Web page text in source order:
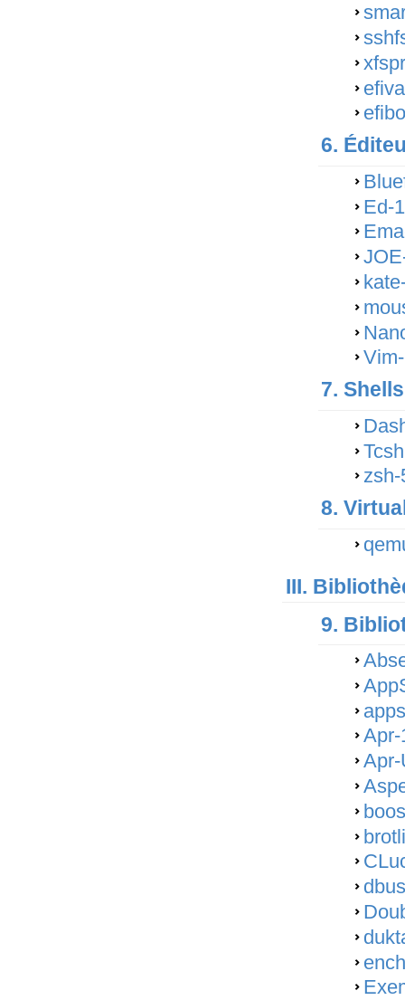
6.
Ed-
7. Shells
zsh-
8.
III.
9.
Apr-
Apr-